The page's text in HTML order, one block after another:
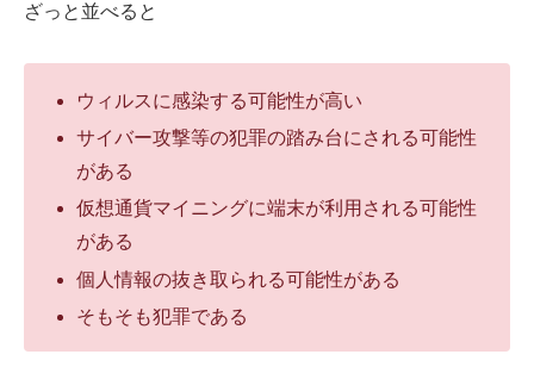
ざっと並べると
ウィルスに感染する可能性が高い
サイバー攻撃等の犯罪の踏み台にされる可能性
がある
仮想通貨マイニングに端末が利用される可能性
がある
個人情報の抜き取られる可能性がある
そもそも犯罪である